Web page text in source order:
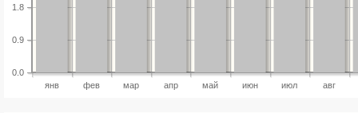
янв фев мар апр май июн июл авг
0.0
0.9
1.8